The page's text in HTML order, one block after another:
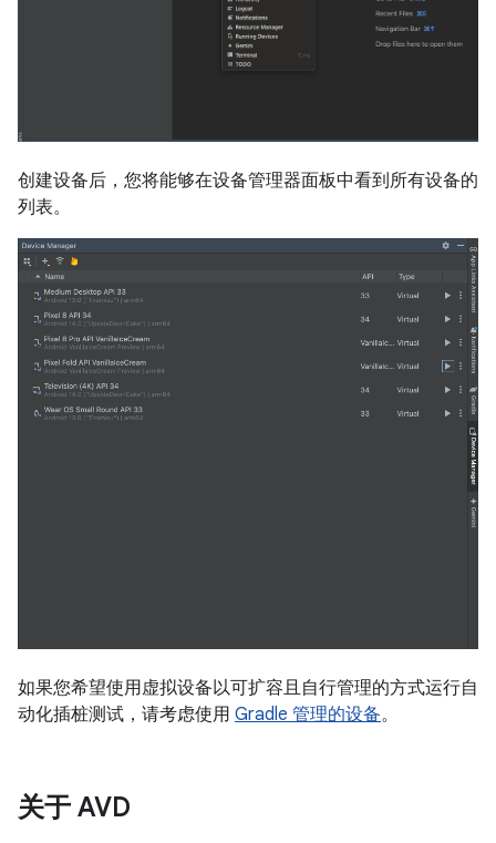
创建设备后，您将能够在设备管理器面板中看到所有设备的
列表。
如果您希望使用虚拟设备以可扩容且自行管理的方式运行自
动化插桩测试，请考虑使用 Gradle 管理的设备。
关于 AVD